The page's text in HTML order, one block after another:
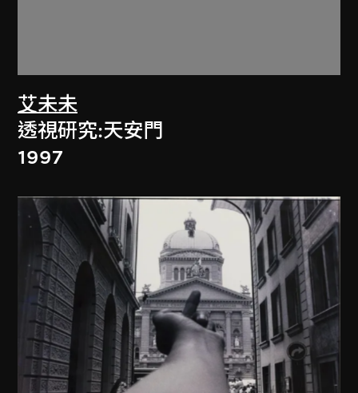
艾未未
透視研究:天安門
1997